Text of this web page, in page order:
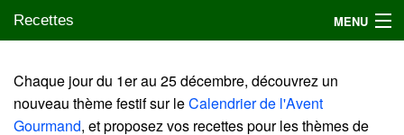
Recettes MENU
Chaque jour du 1er au 25 décembre, découvrez un
nouveau thème festif sur leCalendrier de l'Avent
Gourmand, et proposez vos recettes pour les thèmes de